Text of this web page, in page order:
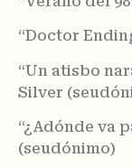
“Doctor
“Un atisbo
Silver
“¿Adónde va
(seudónimo)